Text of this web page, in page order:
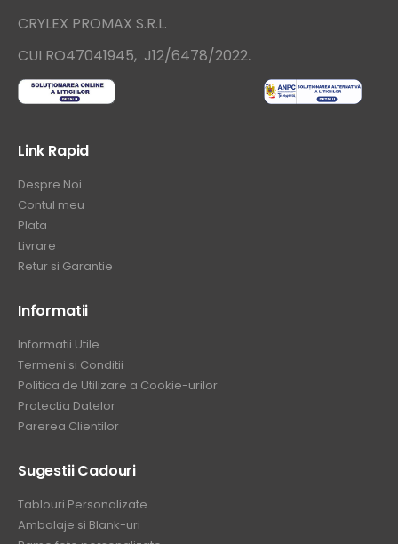
CRYLEX PROMAX S.R.L.
CUI RO47041945, J12/6478/2022.
Link Rapid
Despre Noi
Contul meu
Plata
Livrare
Retur si Garantie
Informatii
Informatii Utile
Termeni si Conditii
Politica de Utilizare a Cookie-urilor
Protectia Datelor
Parerea Clientilor
Sugestii Cadouri
Tablouri Personalizate
Ambalaje si Blank-uri